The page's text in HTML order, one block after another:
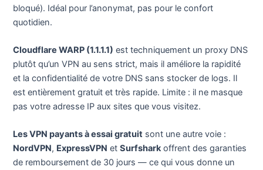
bloqué). Idéal pour l’anonymat, pas pour le confort
quotidien.
Cloudflare WARP (1.1.1.1) est techniquement un proxy DNS
plutôt qu’un VPN au sens strict, mais il améliore la rapidité
et la confidentialité de votre DNS sans stocker de logs. Il
est entièrement gratuit et très rapide. Limite : il ne masque
pas votre adresse IP aux sites que vous visitez.
Les VPN payants à essai gratuit sont une autre voie :
NordVPN, ExpressVPN etSurfsharkoffrent des garanties
de remboursement de 30 jours — ce qui vous donne un